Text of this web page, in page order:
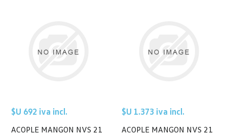
$U 692 iva incl.
ACOPLE MANGON NVS 21
$U 1.373 iva incl.
ACOPLE MANGON NVS 21